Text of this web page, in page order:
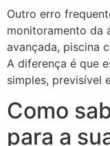
Outro erro
monitoramento da
avançada, piscina
A diferença é que
simples, previsível
Como
para a